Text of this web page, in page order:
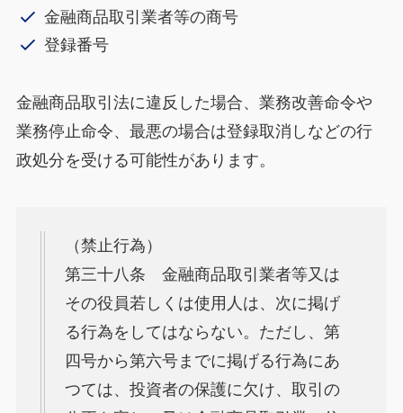
金融商品取引業者等の商号
登録番号
金融商品取引法に違反した場合、業務改善命令や
業務停止命令、最悪の場合は登録取消しなどの行
政処分を受ける可能性があります。
（禁止行為）
第三十八条 金融商品取引業者等又は
その役員若しくは使用人は、次に掲げ
る行為をしてはならない。ただし、第
四号から第六号までに掲げる行為にあ
つては、投資者の保護に欠け、取引の